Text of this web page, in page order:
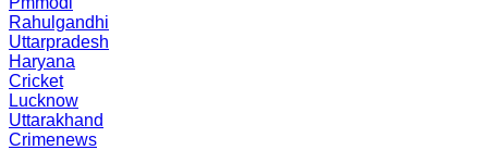
Rahulgandhi
Uttarpradesh
Haryana
Cricket
Lucknow
Uttarakhand
Crimenews